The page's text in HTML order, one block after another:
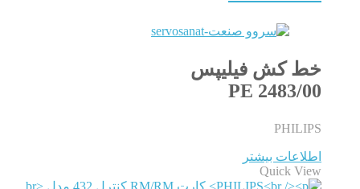
خط کش فیلیپس
PE 2483/00
PHILIPS
اطلاعات بیشتر
Quick View